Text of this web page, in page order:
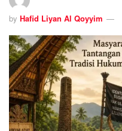
by Hafid Liyan Al Qoyyim